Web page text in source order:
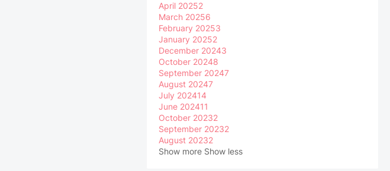
April 20252
March 20256
February 20253
January 20252
December 20243
October 20248
September 20247
August 20247
July 202414
June 202411
October 20232
September 20232
August 20232
Show more Show less